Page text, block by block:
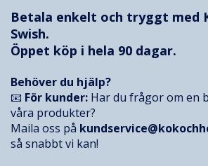
Betala enkelt och tryggt med
Swish.
Öppet köp i hela 90 dagar.
Behöver du hjälp?
📧 För kunder: Har du frågor om en
våra produkter?
Maila oss på
så snabbt vi kan!